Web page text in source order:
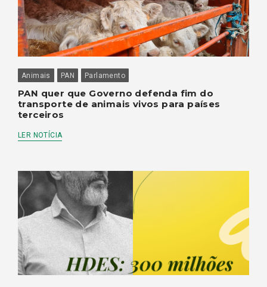
Animais PAN Parlamento
PAN quer que Governo defenda fim do
transporte de animais vivos para países
terceiros
LER NOTÍCIA